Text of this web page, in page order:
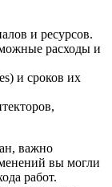
и ресурсов.
расходы и
и сроков их
важно
вы могли
работ.